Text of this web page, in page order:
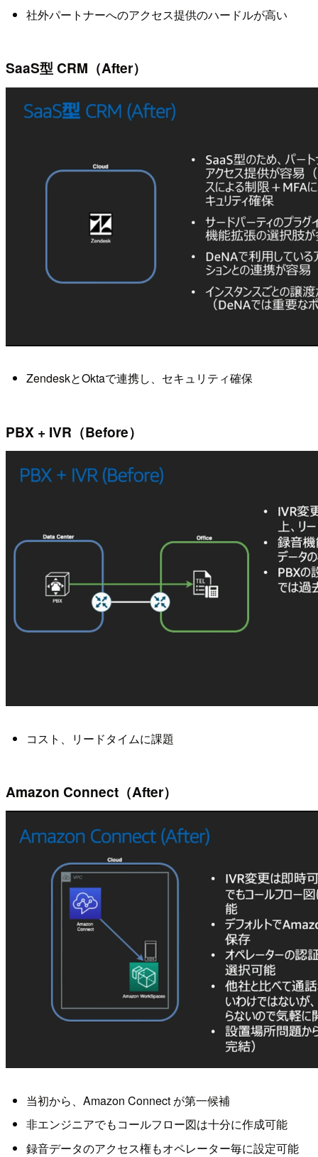
社外パートナーへのアクセス提供のハードルが高い
SaaS型 CRM（After）
ZendeskとOktaで連携し、セキュリティ確保
PBX + IVR（Before）
コスト、リードタイムに課題
Amazon Connect（After）
当初から、Amazon Connect が第一候補
非エンジニアでもコールフロー図は十分に作成可能
録音データのアクセス権もオペレーター毎に設定可能